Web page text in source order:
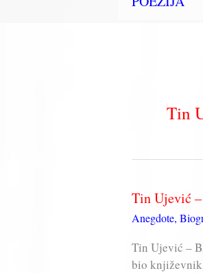
Tin
Tin Ujević
Anegdote,
Tin Ujević –
bio